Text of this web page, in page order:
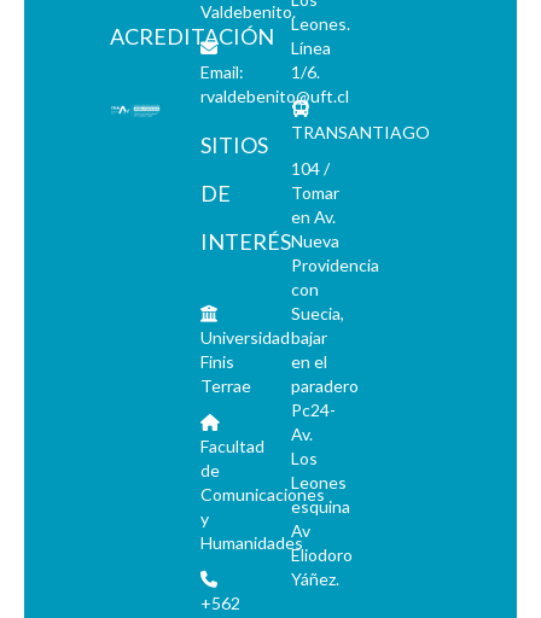
ACREDITACIÓN
Valdebenito.
Email:
rvaldebenito@uft.cl
SITIOS
DE
INTERÉS
Universidad
Finis
Terrae
Facultad
de
Comunicaciones
y
Humanidades
+562
Leones.
Línea
1/6.
TRANSANTIAGO
104 /
Tomar
en Av.
Nueva
Providencia
con
Suecia,
bajar
en el
paradero
Pc24-
Av.
Los
Leones
esquina
Av
Eliodoro
Yáñez.